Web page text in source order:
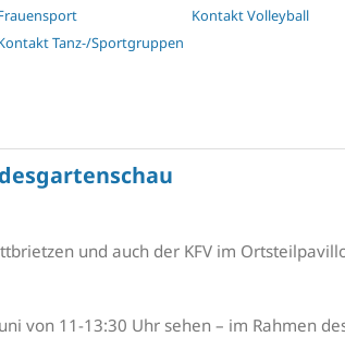
Tanz-/Sportgruppen
Kontakt Volleyball
und auch der KFV im
von 11-13:30 Uhr sehen – im Rahmen